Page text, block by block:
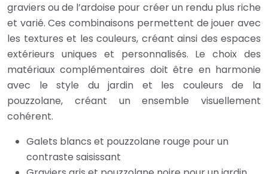
graviers ou de l’ardoise pour créer un rendu plus riche
et varié. Ces combinaisons permettent de jouer avec
les textures et les couleurs, créant ainsi des espaces
extérieurs uniques et personnalisés. Le choix des
matériaux complémentaires doit être en harmonie
avec le style du jardin et les couleurs de la
pouzzolane, créant un ensemble visuellement
cohérent.
Galets blancs et pouzzolane rouge pour un
contraste saisissant